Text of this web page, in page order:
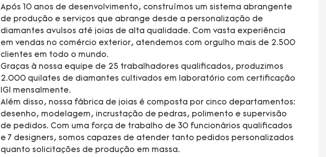
Após 10 anos de desenvolvimento, construímos um sistema abrangente
de produção e serviços que abrange desde a personalização de
diamantes avulsos até joias de alta qualidade. Com vasta experiência
em vendas no comércio exterior, atendemos com orgulho mais de 2.500
clientes em todo o mundo.
Graças à nossa equipe de 25 trabalhadores qualificados, produzimos
2.000 quilates de diamantes cultivados em laboratório com certificação
IGI mensalmente.
Além disso, nossa fábrica de joias é composta por cinco departamentos:
desenho, modelagem, incrustação de pedras, polimento e supervisão
de pedidos. Com uma força de trabalho de 30 funcionários qualificados
e 7 designers, somos capazes de atender tanto pedidos personalizados
quanto solicitações de produção em massa.